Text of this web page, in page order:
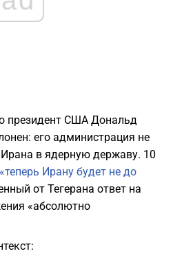
президент США Дональд
его администрация не
в ядерную державу. 10
Ирану будет не до
от Тегерана ответ на
«абсолютно